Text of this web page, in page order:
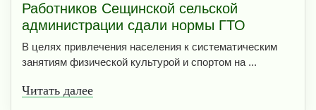
Работников Сещинской сельской
администрации сдали нормы ГТО
В целях привлечения населения к систематическим
занятиям физической культурой и спортом на ...
Читать далее